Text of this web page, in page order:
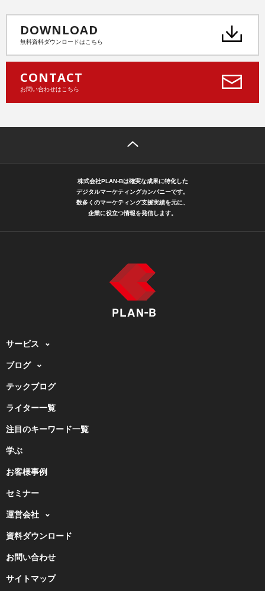
DOWNLOAD
無料資料ダウンロードはこちら
CONTACT
お問い合わせはこちら
株式会社PLAN-Bは確実な成果に特化した
デジタルマーケティングカンパニーです。
数多くのマーケティング支援実績を元に、
企業に役立つ情報を発信します。
サービス
ブログ
テックブログ
ライター一覧
注目のキーワード一覧
学ぶ
お客様事例
セミナー
運営会社
資料ダウンロード
お問い合わせ
サイトマップ